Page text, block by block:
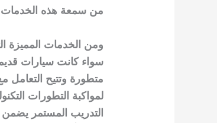
من سمعة هذه
ومن الخدمات المميزة
سواء كانت سيارات
متطورة وتتيح التعامل
لمواكبة التطورات
التدريب المستمر يضمن